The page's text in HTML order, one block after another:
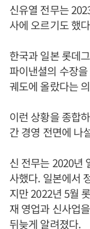
신유열 전무는
사에 오르기도 했
한국과 일본 롯데
파이낸셜의 수장
궤도에 올랐다는
이런 상황을 종합
간 경영 전면에 나
신 전무는 2020년
사했다. 일본에서
지만 2022년 5월
재 영업과 신사업
뒤늦게 알려졌다.